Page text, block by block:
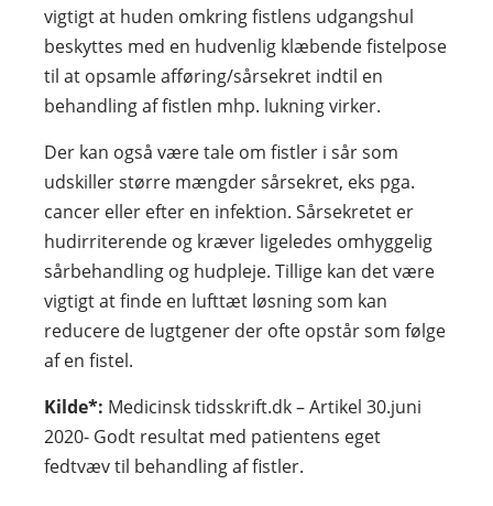
vigtigt at huden omkring fistlens udgangshul
beskyttes med en hudvenlig klæbende fistelpose
til at opsamle afføring/sårsekret indtil en
behandling af fistlen mhp. lukning virker.
Der kan også være tale om fistler i sår som
udskiller større mængder sårsekret, eks pga.
cancer eller efter en infektion. Sårsekretet er
hudirriterende og kræver ligeledes omhyggelig
sårbehandling og hudpleje. Tillige kan det være
vigtigt at finde en lufttæt løsning som kan
reducere de lugtgener der ofte opstår som følge
af en fistel.
Kilde*: Medicinsk tidsskrift.dk – Artikel 30.juni
2020- Godt resultat med patientens eget
fedtvæv til behandling af fistler.